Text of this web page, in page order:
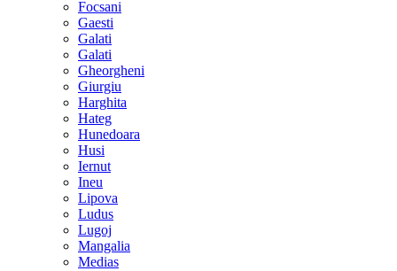
Focsani
Gaesti
Galati
Galati
Gheorgheni
Giurgiu
Harghita
Hateg
Hunedoara
Husi
Iernut
Ineu
Lipova
Ludus
Lugoj
Mangalia
Medias